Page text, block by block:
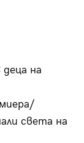
на
света на